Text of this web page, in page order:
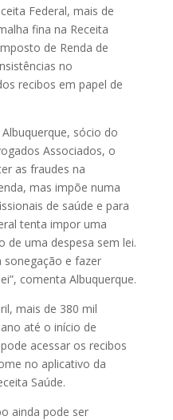
Federal, mais de
fina na Receita
de Renda de
no
recibos em papel de
sócio do
Associados, o
as fraudes na
mas impõe numa
de saúde e para
tenta impor uma
de uma despesa sem lei.
sonegação e fazer
comenta Albuquerque.
mais de 380 mil
até o início de
acessar os recibos
no aplicativo da
Saúde.
ainda pode ser